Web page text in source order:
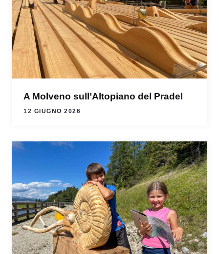
A Molveno sull’Altopiano del Pradel
12 GIUGNO 2026